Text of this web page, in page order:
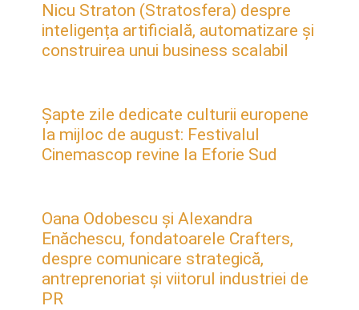
Nicu Straton (Stratosfera) despre
inteligența artificială, automatizare și
construirea unui business scalabil
Șapte zile dedicate culturii europene
la mijloc de august: Festivalul
Cinemascop revine la Eforie Sud
Oana Odobescu și Alexandra
Enăchescu, fondatoarele Crafters,
despre comunicare strategică,
antreprenoriat și viitorul industriei de
PR